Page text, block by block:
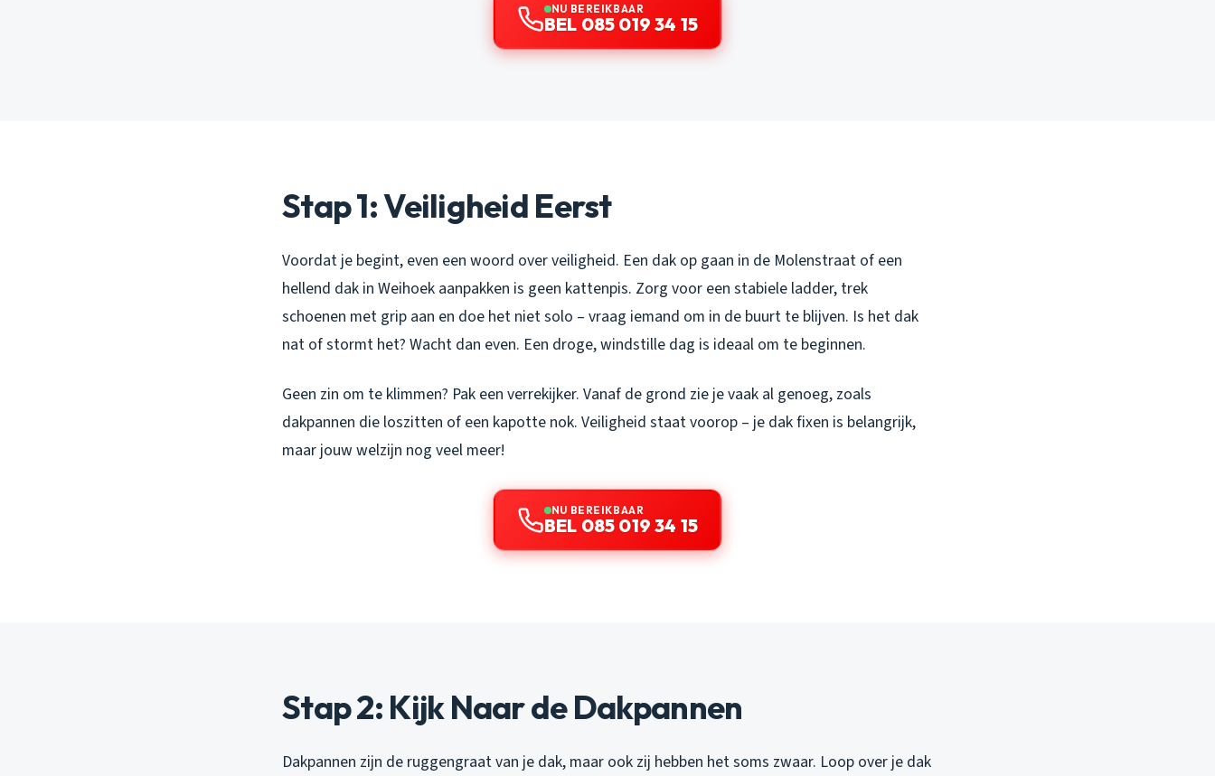
NU BEREIKBAAR
BEL 085 019 34 15
Stap 1: Veiligheid Eerst
Voordat je begint, even een woord over veiligheid. Een dak op gaan in de Molenstraat of een
hellend dak in Weihoek aanpakken is geen kattenpis. Zorg voor een stabiele ladder, trek
schoenen met grip aan en doe het niet solo – vraag iemand om in de buurt te blijven. Is het dak
nat of stormt het? Wacht dan even. Een droge, windstille dag is ideaal om te beginnen.
Geen zin om te klimmen? Pak een verrekijker. Vanaf de grond zie je vaak al genoeg, zoals
dakpannen die loszitten of een kapotte nok. Veiligheid staat voorop – je dak fixen is belangrijk,
maar jouw welzijn nog veel meer!
NU BEREIKBAAR
BEL 085 019 34 15
Stap 2: Kijk Naar de Dakpannen
Dakpannen zijn de ruggengraat van je dak, maar ook zij hebben het soms zwaar. Loop over je dak